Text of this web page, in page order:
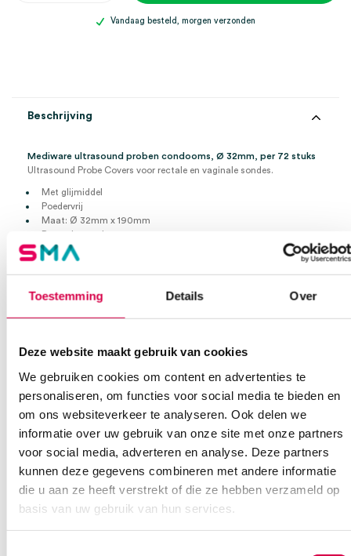
Toestemming Details Over
Deze website maakt gebruik van cookies
We gebruiken cookies om content en advertenties te
personaliseren, om functies voor social media te bieden en
om ons websiteverkeer te analyseren. Ook delen we
informatie over uw gebruik van onze site met onze partners
voor social media, adverteren en analyse. Deze partners
kunnen deze gegevens combineren met andere informatie
die u aan ze heeft verstrekt of die ze hebben verzameld op
basis van uw gebruik van hun services.
Vandaag besteld, morgen verzonden
Beschrijving
Mediware ultrasound proben condooms, Ø 32mm, per 72 stuks
Ultrasound Probe Covers voor rectale en vaginale sondes.
Met glijmiddel
Poedervrij
Maat: Ø 32mm x 190mm
Per stuk verpakt
Per 72 stuks
Extra informatie
Afmeting
Steriel onsteriel
Beoordelingen
Er zijn nog geen beoordelingen.
Wees de eerste om “Mediware ultrasound proben condooms, Ø
32mm (72)” te beoordelen
Waarom Medische Artikelen?
Op voorraad? Vandaag besteld, vandaag verzonden
Geen klein order toeslag vanaf €75 bestelwaarde
We scoren een gemiddelde van 7.1! (11 beoordelingen)